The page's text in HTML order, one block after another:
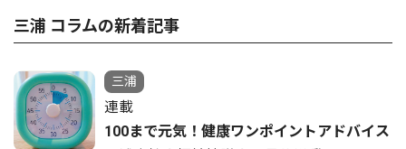
三浦 コラムの新着記事
三浦
連載
100まで元気！健康ワンポイントアドバイス